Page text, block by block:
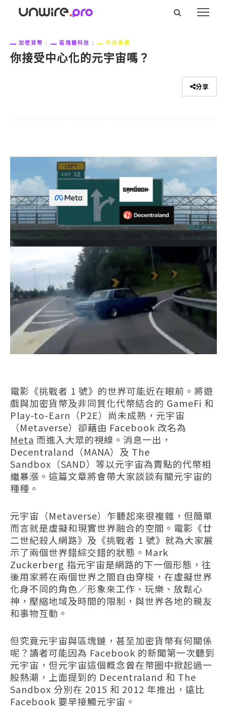
加密貨幣 區塊鏈科技 科技專欄
你接受中心化的元宇宙嗎？
分享
電影《挑戰者 1 號》的世界可能近在眼前。將遊
戲與加密貨幣及非同質化代幣結合的 GameFi 和
Play-to-Earn（P2E）尚未成熟，元宇宙
（Metaverse）卻藉由 Facebook 改名為
Meta 而進入大眾的視線。消息一出，
Decentraland（MANA）及 The
Sandbox（SAND）等以元宇宙為賣點的代幣相
繼暴漲。這篇文章將會帶大家談談有關元宇宙的
種種。
元宇宙（Metaverse）乍聽起來很複雜，但簡單
而言就是虛擬和現實世界融合的空間。電影《廿
二世紀殺人網路》及《挑戰者 1 號》就為大家展
示了兩個世界錯綜交錯的狀態。Mark
Zuckerberg 指元宇宙是網路的下一個形態，往
後用家將在兩個世界之間自由穿梭，在虛擬世界
化身不同的角色／形象來工作、玩樂、放鬆心
神，壓縮地域及時間的限制，與世界各地的親友
和事物互動。
但究竟元宇宙與區塊鏈，甚至加密貨幣有何關係
呢？讀者可能因為 Facebook 的新聞第一次聽到
元宇宙，但元宇宙這個概念曾在幣圈中掀起過一
股熱潮，上面提到的 Decentraland 和 The
Sandbox 分別在 2015 和 2012 年推出，遠比
Facebook 要早接觸元宇宙。